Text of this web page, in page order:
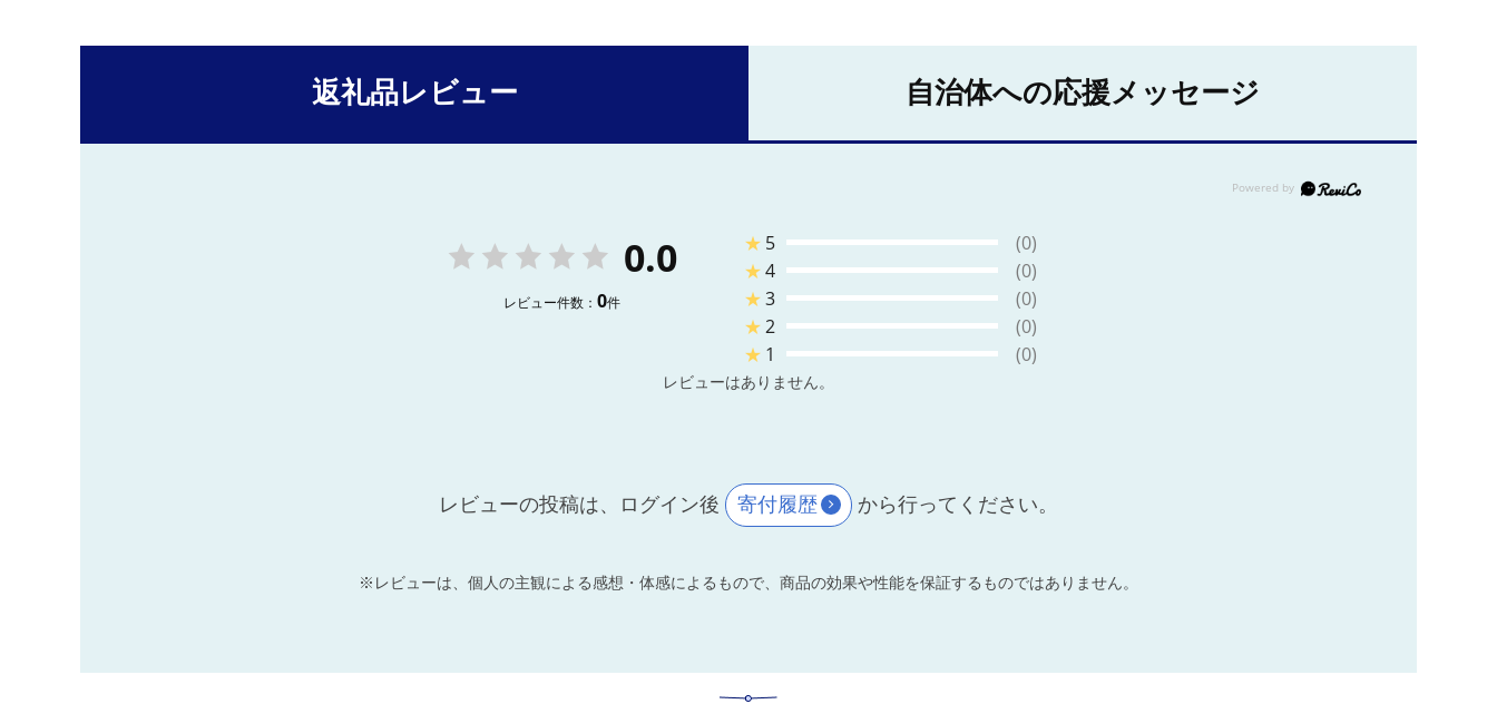
返礼品レビュー 自治体への応援メッセージ
0.0
レビュー件数： 0件
★ 5
(0)
★4
(0)
★3
(0)
★2
(0)
★ 1 (0)
レビューはありません。
レビューの投稿は、ログイン後 寄付履歴 から行ってください。
※レビューは、個人の主観による感想・体感によるもので、商品の効果や性能を保証するものではありません。